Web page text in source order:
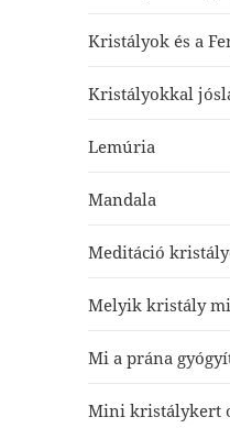
Kristályok és a
Kristályokkal
Lemúria
Mandala
Meditáció
Melyik kristály
Mi a prána
Mini kristálykert